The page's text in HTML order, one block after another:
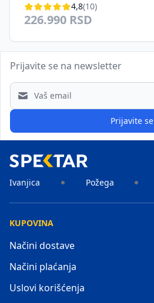
4,8(10)
226.990 RSD
Prijavite se na newsletter
Email address
Prijavite se
Ivanjica Požega
KUPOVINA
Načini dostave
Načini plaćanja
Uslovi korišćenja